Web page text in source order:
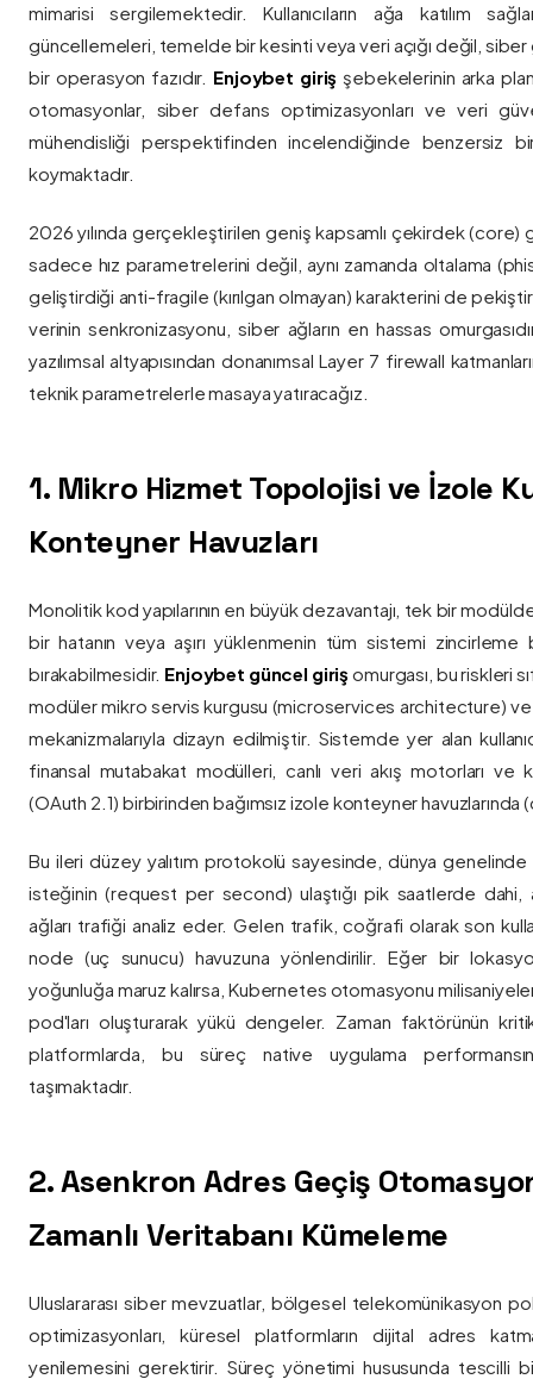
mimarisi sergilemektedir. Kullanıcıların ağa katılım
güncellemeleri, temelde bir kesinti veya veri açığı değil, siber
bir operasyon fazıdır. Enjoybet giriş şebekelerinin arka
otomasyonlar, siber defans optimizasyonları ve veri
mühendisliği perspektifinden incelendiğinde benzersiz
koymaktadır.
2026 yılında gerçekleştirilen geniş kapsamlı çekirdek
sadece hız parametrelerini değil, aynı zamanda oltalama
geliştirdiği anti-fragile (kırılgan olmayan) karakterini de
verinin senkronizasyonu, siber ağların en hassas
yazılımsal altyapısından donanımsal Layer 7 firewall
teknik parametrelerle masaya yatıracağız.
1. Mikro Hizmet Topolojisi ve İzole
Konteyner Havuzları
Monolitik kod yapılarının en büyük dezavantajı, tek bir
bir hatanın veya aşırı yüklenmenin tüm sistemi zincirleme
bırakabilmesidir. Enjoybet güncel giriş omurgası, bu riskleri
modüler mikro servis kurgusu (microservices architecture)
mekanizmalarıyla dizayn edilmiştir. Sistemde yer alan
finansal mutabakat modülleri, canlı veri akış motorları ve
(OAuth 2.1) birbirinden bağımsız izole konteyner havuzlarında
Bu ileri düzey yalıtım protokolü sayesinde, dünya genelinde
isteğinin (request per second) ulaştığı pik saatlerde dahi,
ağları trafiği analiz eder. Gelen trafik, coğrafi olarak son
node (uç sunucu) havuzuna yönlendirilir. Eğer bir
yoğunluğa maruz kalırsa, Kubernetes otomasyonu
pod'ları oluşturarak yükü dengeler. Zaman faktörünün
platformlarda, bu süreç native uygulama
taşımaktadır.
2. Asenkron Adres Geçiş
Zamanlı Veritabanı Kümeleme
Uluslararası siber mevzuatlar, bölgesel telekomünikasyon
optimizasyonları, küresel platformların dijital adres
yenilemesini gerektirir. Süreç yönetimi hususunda tescilli